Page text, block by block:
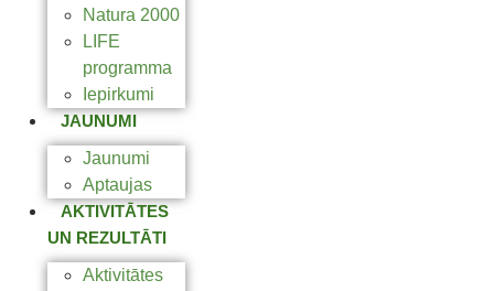
Natura 2000
LIFE
programma
Iepirkumi
JAUNUMI
Jaunumi
Aptaujas
AKTIVITĀTES
UN REZULTĀTI
Aktivitātes